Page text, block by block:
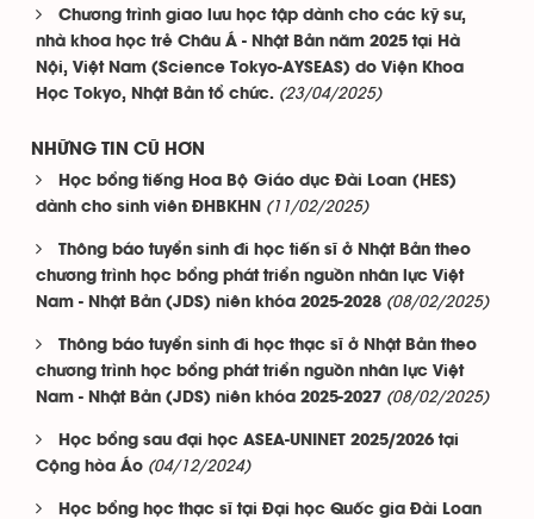
Chương trình giao lưu học tập dành cho các kỹ sư,
nhà khoa học trẻ Châu Á - Nhật Bản năm 2025 tại Hà
Nội, Việt Nam (Science Tokyo-AYSEAS) do Viện Khoa
Học Tokyo, Nhật Bản tổ chức. (23/04/2025)
NHỮNG TIN CŨ HƠN
Học bổng tiếng Hoa Bộ Giáo dục Đài Loan (HES)
dành cho sinh viên ĐHBKHN
(11/02/2025)
Thông báo tuyển sinh đi học tiến sĩ ở Nhật Bản theo
chương trình học bổng phát triển nguồn nhân lực Việt
Nam - Nhật Bản (JDS) niên khóa 2025-2028 (08/02/2025)
Thông báo tuyển sinh đi học thạc sĩ ở Nhật Bản theo
chương trình học bổng phát triển nguồn nhân lực Việt
Nam - Nhật Bản (JDS) niên khóa 2025-2027 (08/02/2025)
Học bổng sau đại học ASEA-UNINET 2025/2026 tại
Cộng hòa Áo (04/12/2024)
Học bổng học thạc sĩ tại Đại học Quốc gia Đài Loan